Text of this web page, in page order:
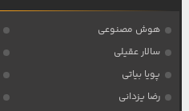
هوش مصنوعی
سالار عقیلی
پویا بیاتی
رضا یزدانی